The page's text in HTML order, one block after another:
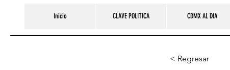
Inicio CLAVE POLITICA CDMX AL DIA
< Regresar